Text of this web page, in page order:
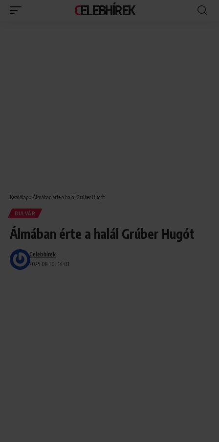
CELEBHÍREK
Kezdőlap» Álmában érte a halál Grúber Hugót
BULVÁR
Álmában érte a halál Grúber Hugót
2025.08.30. 14:01
Celebhírek